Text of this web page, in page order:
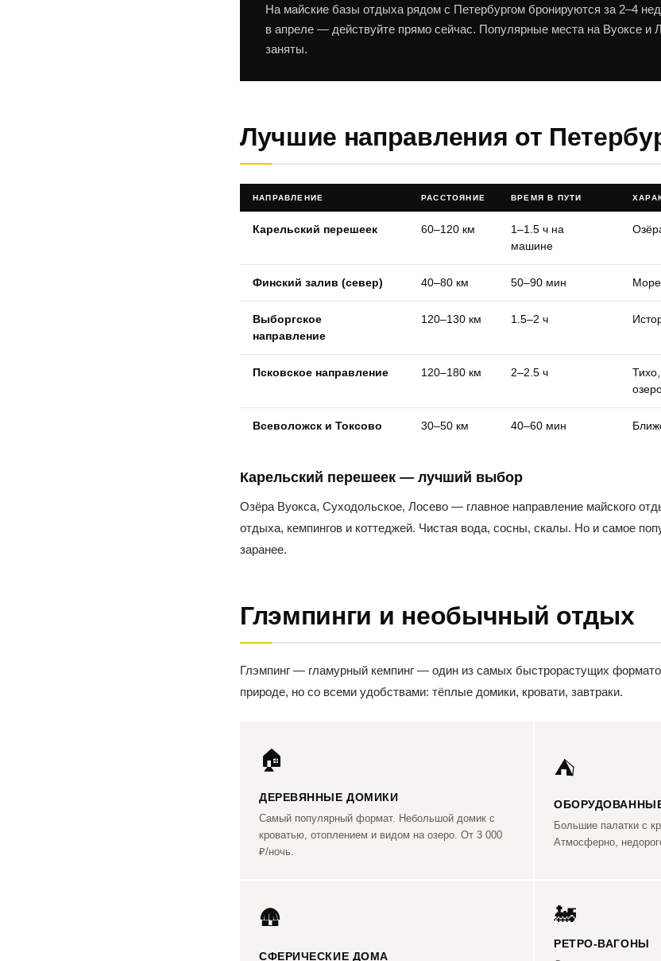
На майские базы отдыха рядом с Петербургом бронируются за 2–4
в апреле — действуйте прямо сейчас. Популярные места на Вуоксе и
заняты.
Лучшие направления от
НАПРАВЛЕНИЕ РАССТОЯНИЕ ВРЕМЯ В ПУТИ
Карельский перешеек 60–120 км
1–1.5 ч на
машине
Финский залив (север) 40–80 км 50–90 мин
Выборгское
направление
120–130 км 1.5–2 ч
Псковское направление 120–180 км 2–2.5 ч
Всеволожск и Токсово 30–50 км 40–60 мин
Карельский перешеек — лучший выбор
Озёра Вуокса, Суходольское, Лосево — главное направление майского
отдыха, кемпингов и коттеджей. Чистая вода, сосны, скалы. Но и самое
заранее.
Глэмпинги и необычный отдых
Глэмпинг — гламурный кемпинг — один из самых быстрорастущих
природе, но со всеми удобствами: тёплые домики, кровати, завтраки.
🏠
ДЕРЕВЯННЫЕ ДОМИКИ
Самый популярный формат. Небольшой домик с
кроватью, отоплением и видом на озеро. От 3 000
₽/ночь.
⛺
Большие палатки с
Атмосферно,
🛖
СФЕРИЧЕСКИЕ ДОМА
🚂
РЕТРО-ВАГОНЫ